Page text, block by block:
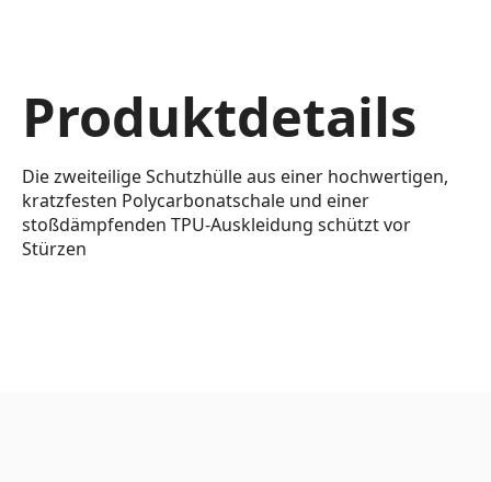
Produktdetails
Die zweiteilige Schutzhülle aus einer hochwertigen,
kratzfesten Polycarbonatschale und einer
stoßdämpfenden TPU-Auskleidung schützt vor
Stürzen